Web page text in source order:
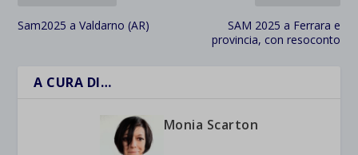
Sam2025 a Valdarno (AR)
SAM 2025 a Ferrara e
provincia, con resoconto
A CURA DI…
Monia Scarton